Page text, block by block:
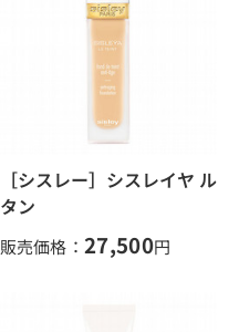
［シスレー］シスレイヤ ル
タン
販売価格： 27,500円